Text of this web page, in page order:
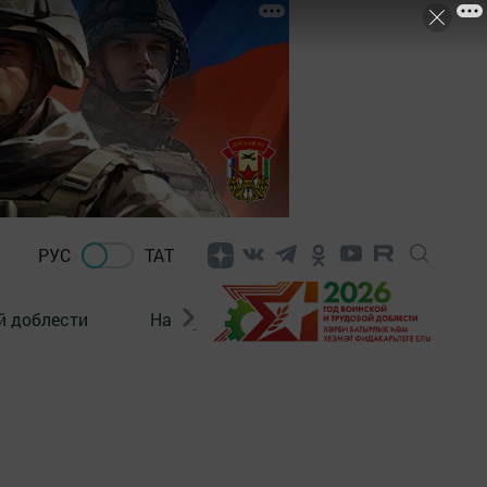
РУС ТАТ
доблести Нацпроекты Поколение будущего